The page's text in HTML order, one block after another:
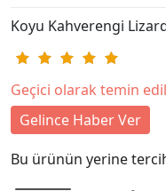
Koyu Kahverengi
Geçici olarak temin
Gelince Haber Ver
Bu ürünün yerine